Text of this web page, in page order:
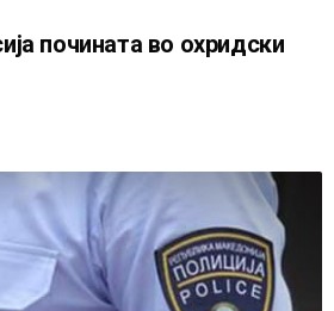
почината во охридски